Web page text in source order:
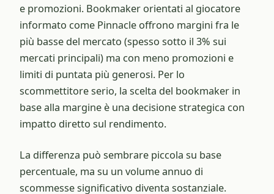
e promozioni. Bookmaker orientati al giocatore
informato come Pinnacle offrono margini fra le
più basse del mercato (spesso sotto il 3% sui
mercati principali) ma con meno promozioni e
limiti di puntata più generosi. Per lo
scommettitore serio, la scelta del bookmaker in
base alla margine è una decisione strategica con
impatto diretto sul rendimento.
La differenza può sembrare piccola su base
percentuale, ma su un volume annuo di
scommesse significativo diventa sostanziale.